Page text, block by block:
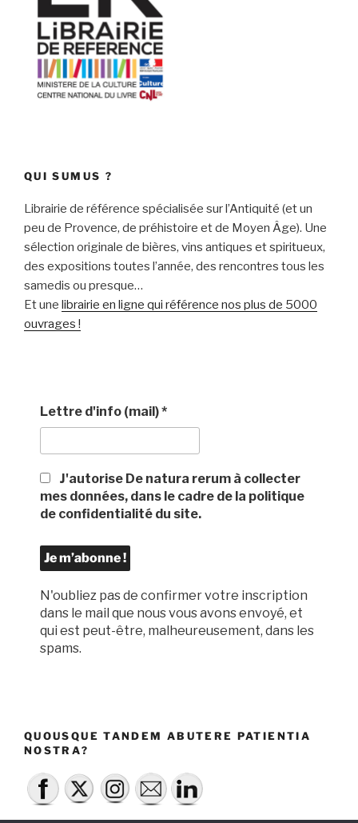
QUI SUMUS ?
Librairie de référence spécialisée sur l’Antiquité (et un
peu de Provence, de préhistoire et de Moyen Âge). Une
sélection originale de bières, vins antiques et spiritueux,
des expositions toutes l’année, des rencontres tous les
samedis ou presque…
Et une librairie en ligne qui référence nos plus de 5000
ouvrages !
Lettre d'info (mail)*
J'autorise De natura rerum à collecter
mes données, dans le cadre de la politique
de confidentialité du site.
N'oubliez pas de confirmer votre inscription
dans le mail que nous vous avons envoyé, et
qui est peut-être, malheureusement, dans les
spams.
QUOUSQUE TANDEM ABUTERE PATIENTIA
NOSTRA?